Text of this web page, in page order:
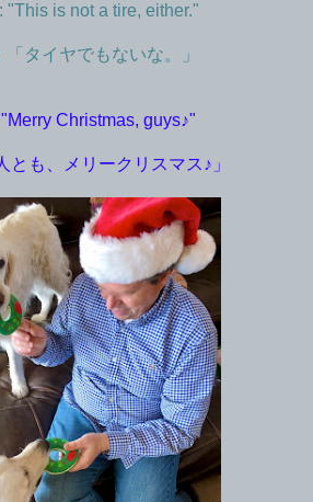
"This is not a tire, either."
「タイヤでもないな。」
Christmas, guys♪"
とも、メリークリスマス♪」